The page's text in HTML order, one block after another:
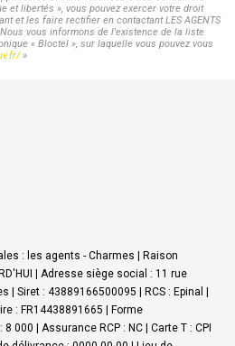
et libertés », vous pouvez exercer votre droit
et les faire rectifier en contactant LES AGENTS
vous informons de l'existence de la liste
« Bloctel », sur laquelle vous pouvez vous
»
: les agents - Charmes | Raison
| Adresse siège social : 11 rue
| Siret : 43889166500095 | RCS : Epinal |
: FR14438891665 | Forme
000 | Assurance RCP : NC | Carte T : CPI